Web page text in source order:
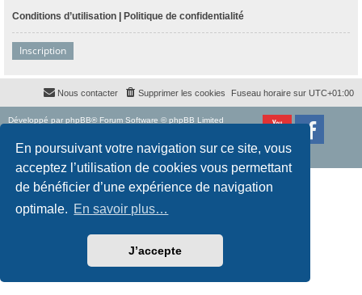
En poursuivant votre navigation sur ce site, vous
acceptez l’utilisation de cookies vous permettant
de bénéficier d’une expérience de navigation
optimale. En savoir plus…
J’accepte
Conditions d’utilisation | Politique de confidentialité
Inscription
Fuseau horaire sur UTC+01:00
Supprimer les cookies
Nous contacter
Développé par phpBB® Forum Software © phpBB Limited
Style
par © Mazeltof
2017
Confidentialité|Conditions